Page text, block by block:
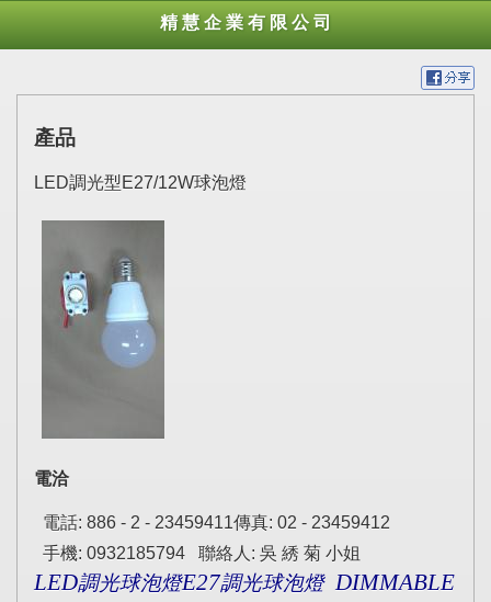
精 慧 企 業 有 限 公 司
產品
LED調光型E27/12W球泡燈
電洽
電話: 886 - 2 - 23459411傳真: 02 - 23459412
手機: 0932185794 聯絡人 : 吳 綉 菊 小姐
LED調光球泡燈E27調光球泡燈DIMMABLE